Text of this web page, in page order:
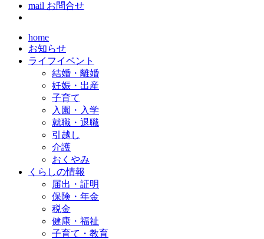
mail お問合せ
home
お知らせ
ライフイベント
結婚・離婚
妊娠・出産
子育て
入園・入学
就職・退職
引越し
介護
おくやみ
くらしの情報
届出・証明
保険・年金
税金
健康・福祉
子育て・教育